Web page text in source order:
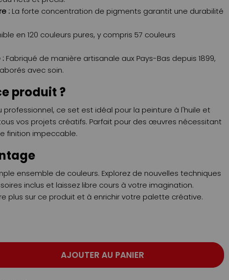
: La forte concentration de pigments garantit une durabilité
en 120 couleurs pures, y compris 57 couleurs
: Fabriqué de manière artisanale aux Pays-Bas depuis 1899,
avec soin.
produit ?
professionnel, ce set est idéal pour la peinture à l'huile et
vos projets créatifs. Parfait pour des œuvres nécessitant
finition impeccable.
ensemble de couleurs. Explorez de nouvelles techniques
inclus et laissez libre cours à votre imagination.
plus sur ce produit et à enrichir votre palette créative.
AJOUTER AU PANIER